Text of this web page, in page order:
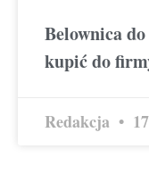
Belownica
kupić do
Redakcja